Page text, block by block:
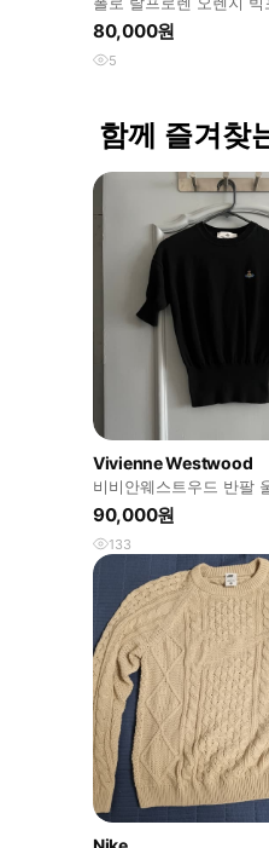
셔츠 -s
80,000원
5
함께 즐겨찾
Vivienne Westwood
비비안웨스트우드 반팔
사이즈
90,000원
133